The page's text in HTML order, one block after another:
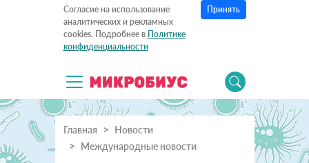
Согласие на использование
аналитических и рекламных
cookies. Подробнее в Политике
конфиденциальности
Принять
Главная
Новости
Международные новости